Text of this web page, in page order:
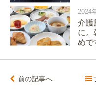
2024
介護
に。
めで
前の記事へ